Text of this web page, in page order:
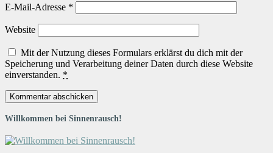
E-Mail-Adresse *
Website
Mit der Nutzung dieses Formulars erklärst du dich mit der
Speicherung und Verarbeitung deiner Daten durch diese Website
einverstanden. *
Willkommen bei Sinnenrausch!